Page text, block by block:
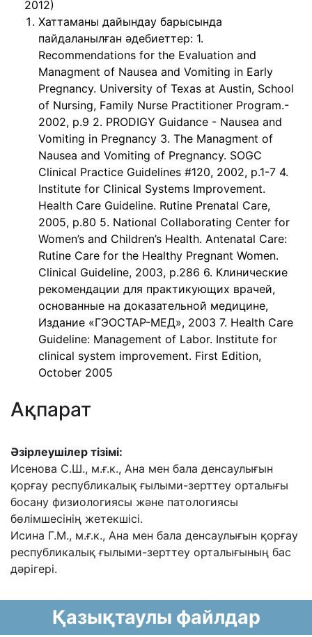
2012)
Хаттаманы дайындау барысында
пайдаланылған əдебиеттер: 1.
Recommendations for the Evaluation and
Managment of Nausea and Vomiting in Early
Pregnancy. University of Texas at Austin, School
of Nursing, Family Nurse Practitioner Program.-
2002, p.9 2. PRODIGY Guidance - Nausea and
Vomiting in Pregnancy 3. The Managment of
Nausea and Vomiting of Pregnancy. SOGC
Clinical Practice Guidelines #120, 2002, p.1-7 4.
Institute for Clinical Systems Improvement.
Health Care Guideline. Rutine Prenatal Care,
2005, p.80 5. National Collaborating Center for
Women’s and Children’s Health. Antenatal Care:
Rutine Care for the Healthy Pregnant Women.
Clinical Guideline, 2003, p.286 6. Клинические
рекомендации для практикующих врачей,
основанные на доказательной медицине,
Издание «ГЭОСТАР-МЕД», 2003 7. Health Care
Guideline: Management of Labor. Institute for
clinical system improvement. First Edition,
October 2005
Ақпарат
Əзірлеушілер тізімі:
Исенова С.Ш., м.ғ.к., Ана мен бала денсаулығын
қорғау республикалық ғылыми-зерттеу орталығы
босану физиологиясы жəне патологиясы
бөлімшесінің жетекшісі.
Исина Г.М., м.ғ.к., Ана мен бала денсаулығын қорғау
республикалық ғылыми-зерттеу орталығының бас
дəрігері.
Қазықтаулы файлдар